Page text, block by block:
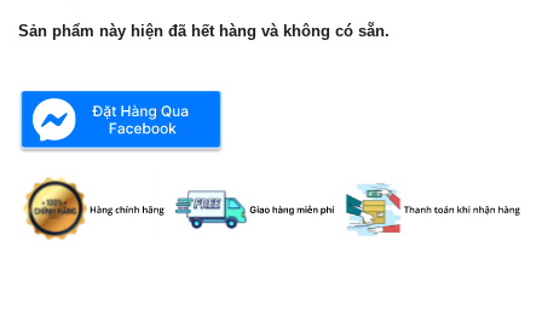
Sản phẩm này hiện đã hết hàng và không có sẵn.